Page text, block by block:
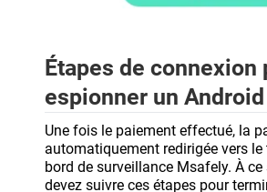
Étapes de connexion
espionner un Android
Une fois le paiement effectué, la
automatiquement redirigée vers le
bord de surveillance Msafely. À ce
devez suivre ces étapes pour